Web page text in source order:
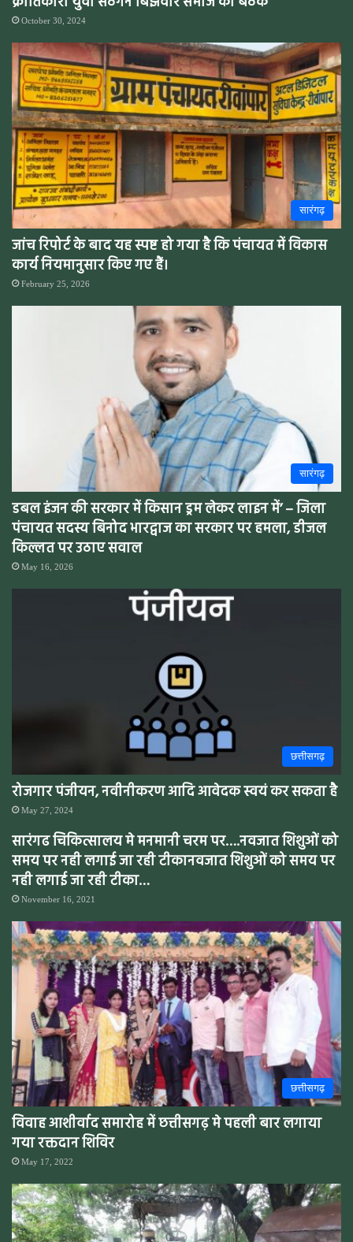
October 30, 2024
सारंगढ़
जांच रिपोर्ट के बाद यह स्पष्ट हो गया है कि पंचायत में विकास
कार्य नियमानुसार किए गए हैं।
February 25, 2026
सारंगढ़
डबल इंजन की सरकार में किसान ड्रम लेकर लाइन में’ – जिला
पंचायत सदस्य बिनोद भारद्वाज का सरकार पर हमला, डीजल
किल्लत पर उठाए सवाल
May 16, 2026
छत्तीसगढ़
रोजगार पंजीयन, नवीनीकरण आदि आवेदक स्वयं कर सकता है
May 27, 2024
सारंगढ चिकित्सालय मे मनमानी चरम पर….नवजात शिशुओं को
समय पर नही लगाई जा रही टीकानवजात शिशुओं को समय पर
नही लगाई जा रही टीका…
November 16, 2021
छत्तीसगढ़
विवाह आशीर्वाद समारोह में छत्तीसगढ़ मे पहली बार लगाया
गया रक्तदान शिविर
May 17, 2022